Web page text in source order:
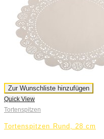
Zur Wunschliste hinzufügen
Quick View
Tortenspitzen
Tortenspitzen Rund, 28 cm